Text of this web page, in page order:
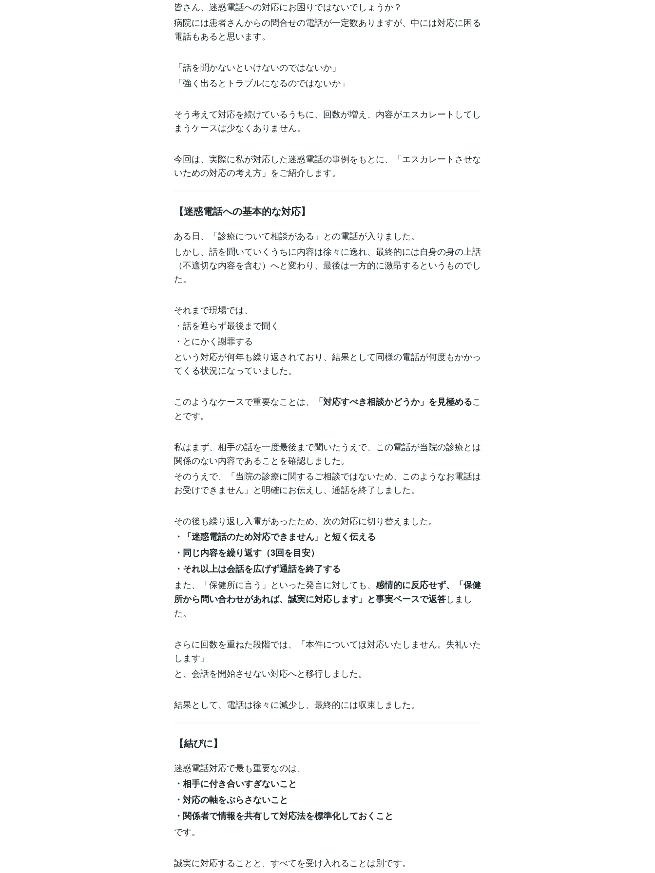
皆さん、迷惑電話への対応にお困りではないでしょうか？
病院には患者さんからの問合せの電話が一定数ありますが、中には対応に困る
電話もあると思います。
「話を聞かないといけないのではないか」
「強く出るとトラブルになるのではないか」
そう考えて対応を続けているうちに、回数が増え、内容がエスカレートしてし
まうケースは少なくありません。
今回は、実際に私が対応した迷惑電話の事例をもとに、「エスカレートさせな
いための対応の考え方」をご紹介します。
【迷惑電話への基本的な対応】
ある日、「診療について相談がある」との電話が入りました。
しかし、話を聞いていくうちに内容は徐々に逸れ、最終的には自身の身の上話
（不適切な内容を含む）へと変わり、最後は一方的に激昂するというものでし
た。
それまで現場では、
・話を遮らず最後まで聞く
・とにかく謝罪する
という対応が何年も繰り返されており、結果として同様の電話が何度もかかっ
てくる状況になっていました。
このようなケースで重要なことは、 「対応すべき相談かどうか」を見極めるこ
とです。
私はまず、相手の話を一度最後まで聞いたうえで、この電話が当院の診療とは
関係のない内容であることを確認しました。
そのうえで、「当院の診療に関するご相談ではないため、このようなお電話は
お受けできません」と明確にお伝えし、通話を終了しました。
その後も繰り返し入電があったため、次の対応に切り替えました。
・「迷惑電話のため対応できません」と短く伝える
・同じ内容を繰り返す（3回を目安）
・それ以上は会話を広げず通話を終了する
また、「保健所に言う」といった発言に対しても、 感情的に反応せず、「保健
所から問い合わせがあれば、誠実に対応します」と事実ベースで返答しまし
た。
さらに回数を重ねた段階では、「本件については対応いたしません。失礼いた
します」
と、会話を開始させない対応へと移行しました。
結果として、電話は徐々に減少し、最終的には収束しました。
【結びに】
迷惑電話対応で最も重要なのは、
・相手に付き合いすぎないこと
・対応の軸をぶらさないこと
・関係者で情報を共有して対応法を標準化しておくこと
です。
誠実に対応することと、すべてを受け入れることは別です。